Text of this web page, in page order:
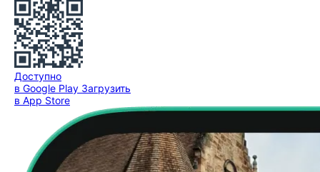
Доступно
в Google Play Загрузить
в App Store